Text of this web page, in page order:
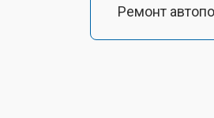
Ремонт